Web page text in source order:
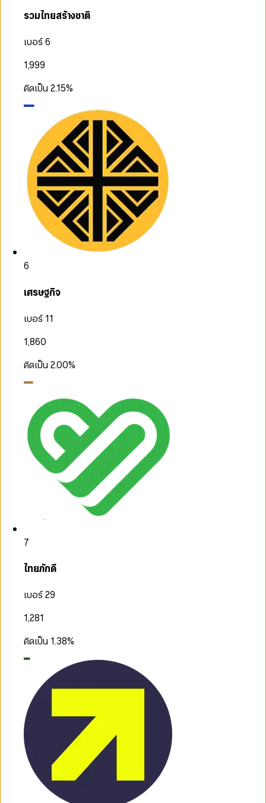
รวมไทยสร้างชาติ
เบอร์ 6
1,999
คิดเป็น2.15%
6
เศรษฐกิจ
เบอร์ 11
1,860
คิดเป็น2.00%
7
ไทยภักดี
เบอร์ 29
1,281
คิดเป็น 1.38%